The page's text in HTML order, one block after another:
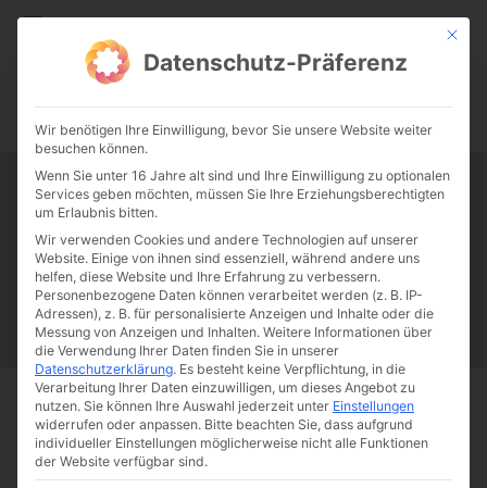
CATHWALK.DE
0:00 -:--
Tag:Martin Behaim
Papst Franziskus Ehe Sex Liebe Familie
Katholizismus
Franziskus
50 Jahre Humanae vitae Katholische Kirche
Start Schlagworte Martin Behaim
Mit
Datenschutz-Präferenz
Wir benötigen Ihre Einwilligung, bevor Sie unsere Website weiter
besuchen können.
Wenn Sie unter 16 Jahre alt sind und Ihre Einwilligung zu optionalen
Services geben möchten, müssen Sie Ihre Erziehungsberechtigten
um Erlaubnis bitten.
Wir verwenden Cookies und andere Technologien auf unserer
Website. Einige von ihnen sind essenziell, während andere uns
helfen, diese Website und Ihre Erfahrung zu verbessern.
Personenbezogene Daten können verarbeitet werden (z. B. IP-
Adressen), z. B. für personalisierte Anzeigen und Inhalte oder die
Messung von Anzeigen und Inhalten. Weitere Informationen über
die Verwendung Ihrer Daten finden Sie in unserer
Datenschutzerklärung. Es besteht keine Verpflichtung, in die
Verarbeitung Ihrer Daten einzuwilligen, um dieses Angebot zu
nutzen. Sie können Ihre Auswahl jederzeit unter Einstellungen
widerrufen oder anpassen. Bitte beachten Sie, dass aufgrund
individueller Einstellungen möglicherweise nicht alle Funktionen
der Website verfügbar sind.